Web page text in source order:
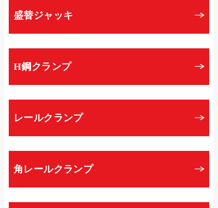
盛替ジャッキ
H鋼クランプ
レールクランプ
角レールクランプ